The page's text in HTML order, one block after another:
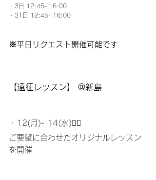
・3日 12:45- 16:00
・31日 12:45- 16:00
※平日リクエスト開催可能です
【遠征レッスン】 @新島
・12(月)- 14(水)🧜‍♀️
ご要望に合わせたオリジナルレッスン
を開催